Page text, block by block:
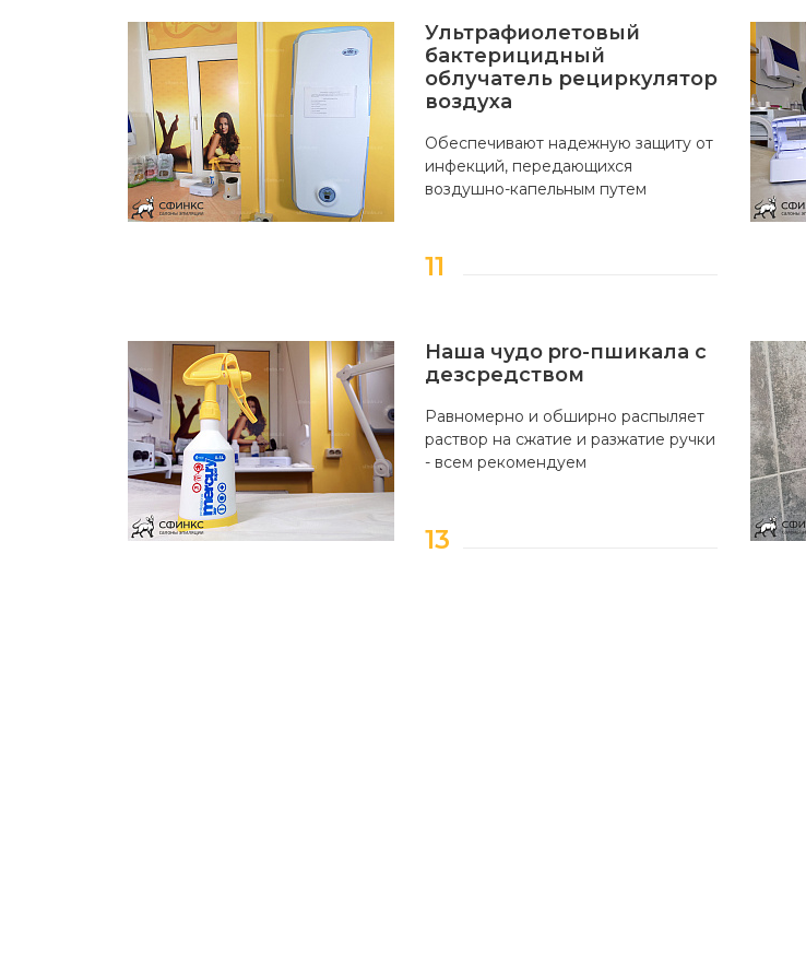
Ультрафиолетовый
бактерицидный
облучатель рециркулятор
воздуха
Обеспечивают надежную защиту от
инфекций, передающихся
воздушно-капельным путем
Наша чудо pro-пшикала с
дезсредством
Равномерно и обширно распыляет
раствор на сжатие и разжатие ручки
- всем рекомендуем